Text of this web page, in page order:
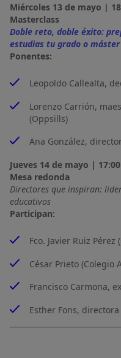
Miércoles 13 de mayo |
Masterclass
Doble reto, doble éxito:
estudias tu grado o máster
Ponentes:
Leopoldo Callealta,
Lorenzo Carrión,
(Oppsills)
Ana González,
Jueves 14 de mayo |
Mesa redonda
Directores que inspiran:
educativos
Participan:
Fco. Javier Ruiz Pérez
César Prieto (Colegio
Francisco Carmona,
Esther Fons, directora